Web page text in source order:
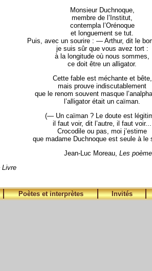
Monsieur Duchnoque,
membre de l’Institut,
contempla l’Orénoque
et longuement se tut.
Puis, avec un sourire : — Arthur, dit le
je suis sûr que vous avez tort :
à la longitude où nous sommes,
ce doit être un alligator.
Cette fable est méchante et bête,
mais prouve indiscutablement
que le renom souvent masque
l’alligator était un caïman.
(— Un caïman ? Le doute est
il faut voir, dit l’autre, il faut voir...
Crocodile ou pas, moi j’estime
que madame Duchnoque est seule à le
Jean-Luc Moreau, Les
Livre
Poètes et interprètes Invités